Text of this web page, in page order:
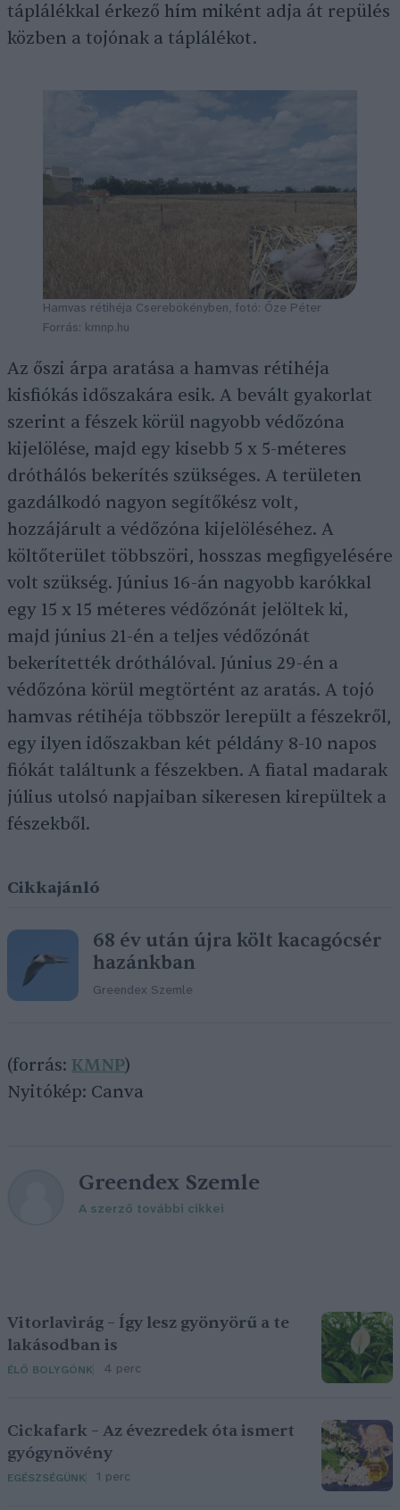
táplálékkal érkező hím miként adja át repülés
közben a tojónak a táplálékot.
Hamvas rétihéja Cserebökényben, fotó: Őze Péter
Forrás: kmnp.hu
Az őszi árpa aratása a hamvas rétihéja
kisfiókás időszakára esik. A bevált gyakorlat
szerint a fészek körül nagyobb védőzóna
kijelölése, majd egy kisebb 5 x 5-méteres
dróthálós bekerítés szükséges. A területen
gazdálkodó nagyon segítőkész volt,
hozzájárult a védőzóna kijelöléséhez. A
költőterület többszöri, hosszas megfigyelésére
volt szükség. Június 16-án nagyobb karókkal
egy 15 x 15 méteres védőzónát jelöltek ki,
majd június 21-én a teljes védőzónát
bekerítették dróthálóval. Június 29-én a
védőzóna körül megtörtént az aratás. A tojó
hamvas rétihéja többször lerepült a fészekről,
egy ilyen időszakban két példány 8-10 napos
fiókát találtunk a fészekben. A fiatal madarak
július utolsó napjaiban sikeresen kirepültek a
fészekből.
Cikkajánló
68 év után újra költ kacagócsér
hazánkban
Greendex Szemle
(forrás: KMNP)
Nyitókép: Canva
Greendex Szemle
A szerző további cikkei
Vitorlavirág – Így lesz gyönyörű a te
lakásodban is
ÉLŐ BOLYGÓNK 4 perc
Cickafark – Az évezredek óta ismert
gyógynövény
EGÉSZSÉGÜNK 1 perc